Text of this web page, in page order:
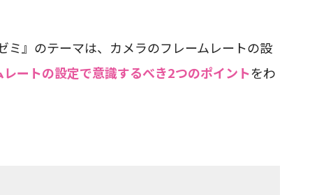
ミ』のテーマは、カメラのフレームレートの設
ートの設定で意識するべき2つのポイントをわ